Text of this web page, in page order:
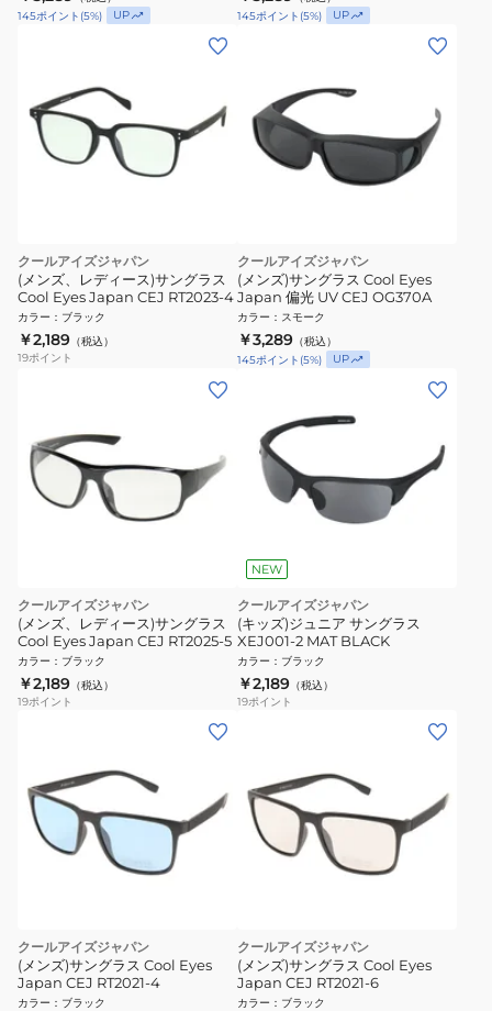
145ポイント (5%) UP
145ポイント (5%) UP
クールアイズジャパン
(メンズ、レディース)サングラス
Cool Eyes Japan CEJ RT2023-4
カラー ： ブラック
￥2,189 （税込）
19ポイント
クールアイズジャパン
(メンズ)サングラス Cool Eyes
Japan 偏光 UV CEJ OG370A
カラー ： スモーク
￥3,289 （税込）
145ポイント (5%) UP
クールアイズジャパン
(メンズ、レディース)サングラス
Cool Eyes Japan CEJ RT2025-5
カラー ： ブラック
￥2,189 （税込）
19ポイント
NEW
クールアイズジャパン
(キッズ)ジュニア サングラス
XEJ001-2 MAT BLACK
カラー ： ブラック
￥2,189 （税込）
19ポイント
クールアイズジャパン
(メンズ)サングラス Cool Eyes
Japan CEJ RT2021-4
カラー ： ブラック
クールアイズジャパン
(メンズ)サングラス Cool Eyes
Japan CEJ RT2021-6
カラー ： ブラック